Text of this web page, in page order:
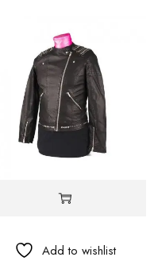
Add to wishlist